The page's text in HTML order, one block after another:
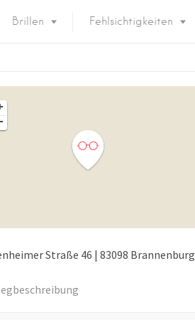
Brillen Fehlsichtigkeiten
Straße 46 | 83098 Brannenburg